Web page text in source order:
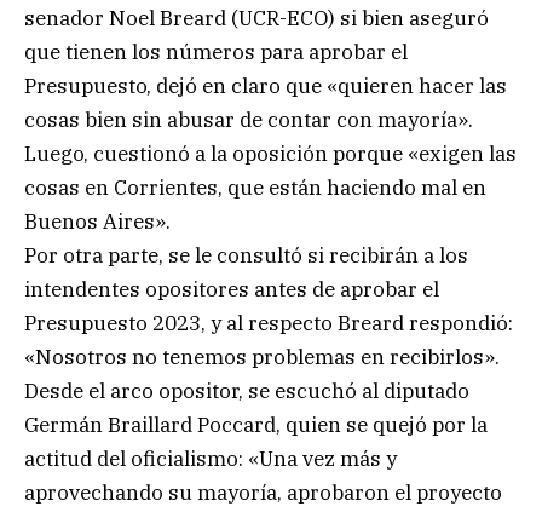
senador Noel Breard (UCR-ECO) si bien aseguró
que tienen los números para aprobar el
Presupuesto, dejó en claro que «quieren hacer las
cosas bien sin abusar de contar con mayoría».
Luego, cuestionó a la oposición porque «exigen las
cosas en Corrientes, que están haciendo mal en
Buenos Aires».
Por otra parte, se le consultó si recibirán a los
intendentes opositores antes de aprobar el
Presupuesto 2023, y al respecto Breard respondió:
«Nosotros no tenemos problemas en recibirlos».
Desde el arco opositor, se escuchó al diputado
Germán Braillard Poccard, quien se quejó por la
actitud del oficialismo: «Una vez más y
aprovechando su mayoría, aprobaron el proyecto